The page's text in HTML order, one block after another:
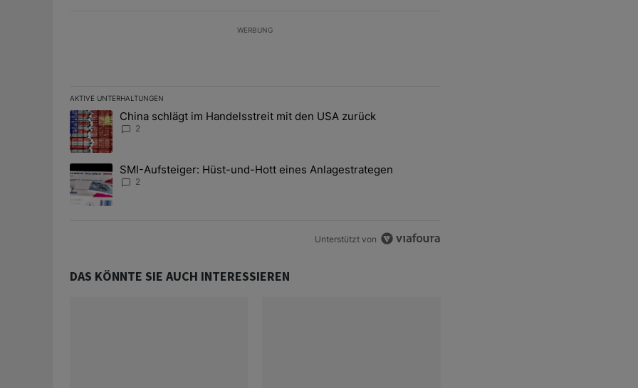
WERBUNG
AKTIVE UNTERHALTUNGEN
Das Folgende ist eine Liste der am meisten kommentierten Artikel der letzten 7 days.
Ein Trendartikel mit dem Titel "China schlägt im Handelsstreit mit den USA zurück" mit 2 kommentare.
China schlägt im Handelsstreit mit den USA zurück
2
Ein Trendartikel mit dem Titel "SMI-Aufsteiger: Hüst-und-Hott eines Anlagestrategen" mit 2 kommentare.
SMI-Aufsteiger: Hüst-und-Hott eines Anlagestrategen
2
Unterstützt von
DAS KÖNNTE SIE AUCH INTERESSIEREN